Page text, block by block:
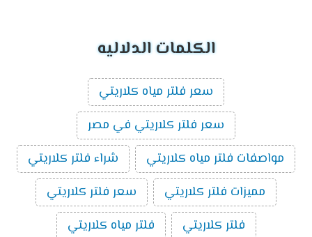
الكلمات الدلاليه
سعر فلتر مياه كلاريتي
سعر فلتر كلاريتي في مصر
مواصفات فلتر مياه كلاريتي
شراء فلتر كلاريتي
مميزات فلتر كلاريتي
سعر فلتر كلاريتي
فلتر كلاريتي
فلتر مياه كلاريتي